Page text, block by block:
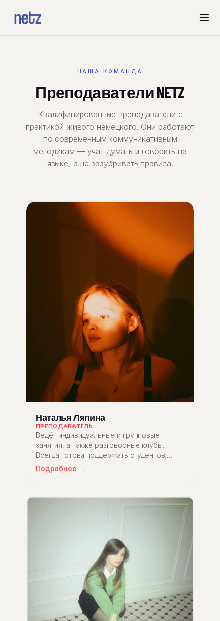
НАША КОМАНДА
Преподаватели NETZ
Квалифицированные преподаватели с
практикой живого немецкого. Они работают
по современным коммуникативным
методикам — учат думать и говорить на
языке, а не зазубривать правила.
Наталья Ляпина
ПРЕПОДАВАТЕЛЬ
Ведёт индивидуальные и групповые
занятия, а также разговорные клубы.
Всегда готова поддержать студентов,
поделиться материалами и внимательно
ответить на любой языковой вопрос.
страшно ошибаться и легко начать
Подробнее →